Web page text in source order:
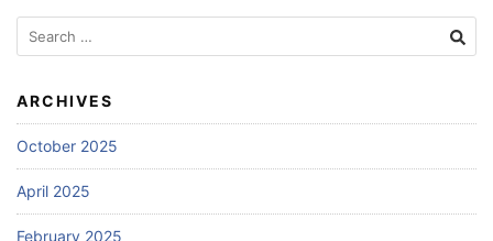
Search
for:
ARCHIVES
October 2025
April 2025
February 2025